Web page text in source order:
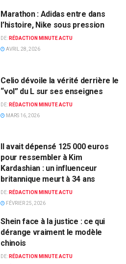
Marathon : Adidas entre dans
l’histoire, Nike sous pression
DE: RÉDACTION MINUTE ACTU
AVRIL 28, 2026
Celio dévoile la vérité derrière le
“vol” du L sur ses enseignes
DE: RÉDACTION MINUTE ACTU
MARS 16, 2026
Il avait dépensé 125 000 euros
pour ressembler à Kim
Kardashian : un influenceur
britannique meurt à 34 ans
DE: RÉDACTION MINUTE ACTU
FÉVRIER 25, 2026
Shein face à la justice : ce qui
dérange vraiment le modèle
chinois
DE: RÉDACTION MINUTE ACTU